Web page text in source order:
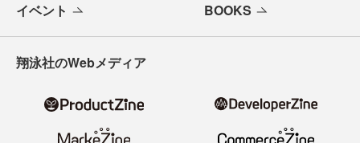
イベント BOOKS
翔泳社のWebメディア